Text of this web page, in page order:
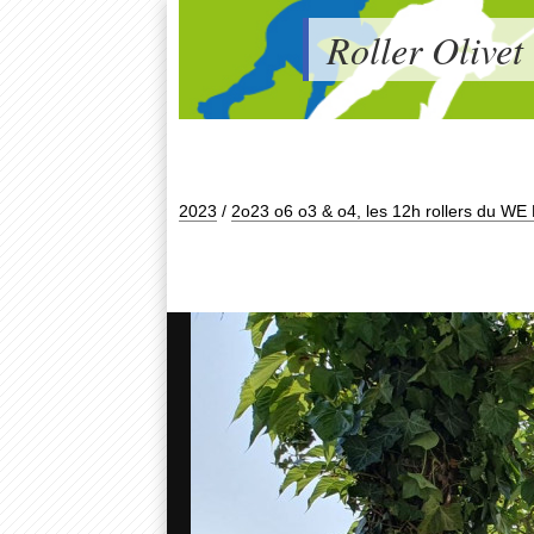
Roller Olivet
2023 / 2o23 o6 o3 & o4, les 12h rollers du